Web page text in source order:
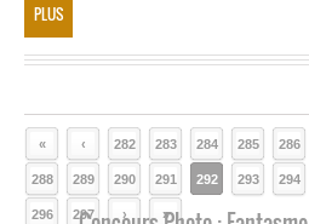
PLUS
« ‹ 282 283 284 285 286
288 289 290 291 292 293 294
296 297 › »